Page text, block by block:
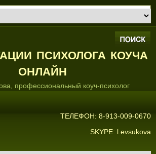
психолога коуча
онлайн
профессиональный коуч-психолог
ТЕЛЕФОН: 8-913-009-0670
SKYPE: l.evsukova